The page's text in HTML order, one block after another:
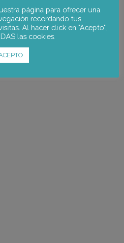
página para ofrecer una
recordando tus
Al hacer click en "Acepto",
las cookies.